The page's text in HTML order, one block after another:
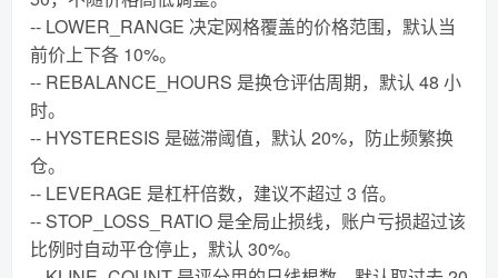
-- LOWER_RANGE 决定网格覆盖的价格范围，默认当
前价上下各 10%。
-- REBALANCE_HOURS 是换仓评估周期，默认 48 小
时。
-- HYSTERESIS 是磁滞阈值，默认 20%，防止频繁换
仓。
-- LEVERAGE 是杠杆倍数，建议不超过 3 倍。
-- STOP_LOSS_RATIO 是全局止损线，账户亏损超过该
比例时自动平仓停止，默认 30%。